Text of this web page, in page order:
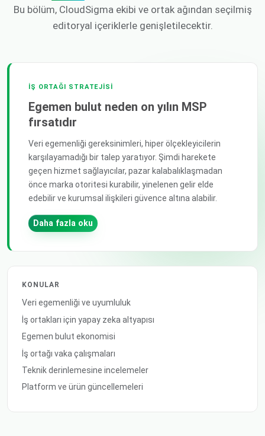
Bu bölüm, CloudSigma ekibi ve ortak ağından seçilmiş
editoryal içeriklerle genişletilecektir.
İŞ ORTAĞI STRATEJISI
Egemen bulut neden on yılın MSP
fırsatıdır
Veri egemenliği gereksinimleri, hiper ölçekleyicilerin
karşılayamadığı bir talep yaratıyor. Şimdi harekete
geçen hizmet sağlayıcılar, pazar kalabalıklaşmadan
önce marka otoritesi kurabilir, yinelenen gelir elde
edebilir ve kurumsal ilişkileri güvence altına alabilir.
Daha fazla oku
KONULAR
Veri egemenliği ve uyumluluk
İş ortakları için yapay zeka altyapısı
Egemen bulut ekonomisi
İş ortağı vaka çalışmaları
Teknik derinlemesine incelemeler
Platform ve ürün güncellemeleri